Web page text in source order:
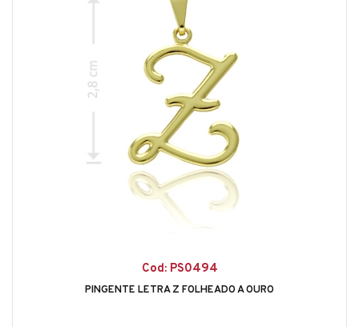
Cod: PS0494
PINGENTE LETRA Z FOLHEADO A OURO